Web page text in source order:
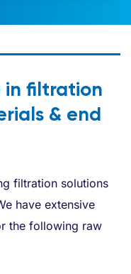
in filtration
& end
filtration solutions
have extensive
the following raw